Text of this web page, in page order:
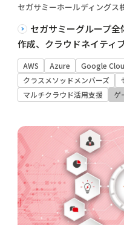
セガサミーホールディングス
セガサミーグループ
作成、クラウドネイティ
AWS Azure Google
クラスメソッドメンバーズ
マルチクラウド活用支援
ゲ